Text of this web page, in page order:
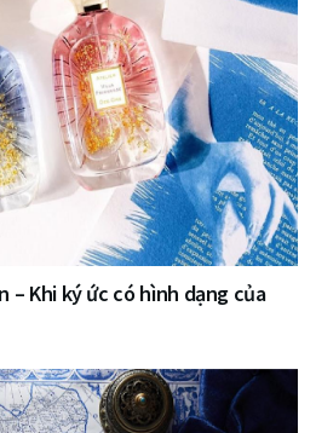
– Khi ký ức có hình dạng của